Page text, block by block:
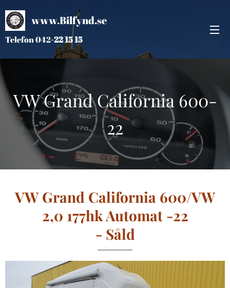
www.Bilfynd.se
Telefon 042-22 15 15
VW Grand California 600-
22
VW Grand California 600/VW
2,0 177hk Automat -22
- Såld